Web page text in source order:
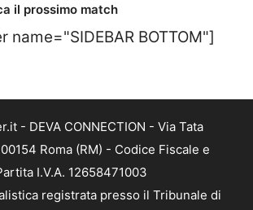
il prossimo match
name="SIDEBAR BOTTOM"]
- DEVA CONNECTION - Via Tata
Roma (RM) - Codice Fiscale e
I.V.A. 12658471003
registrata presso il Tribunale di